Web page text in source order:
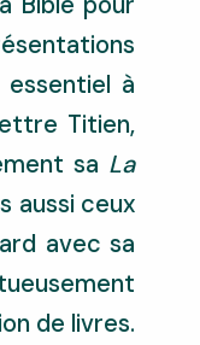
à
Titien,
sa La
aussi ceux
avec sa
de livres.